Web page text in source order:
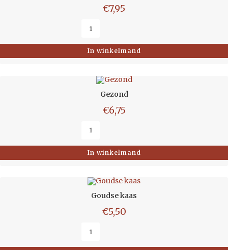
€7,95
In winkelmand
Gezond
€6,75
In winkelmand
Goudse kaas
€5,50